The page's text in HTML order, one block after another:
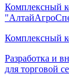
Комплексный
Комплексный
Разработка и
для торговой